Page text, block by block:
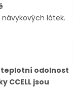
látek.
teplotní odolnost
CCELL jsou